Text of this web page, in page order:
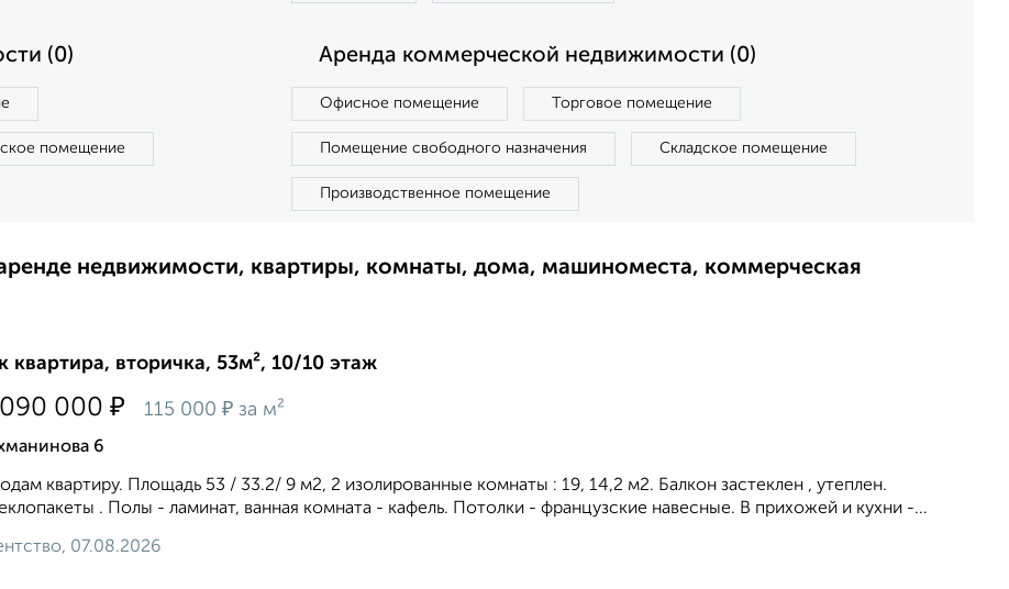
(0)
помещение
Аренда коммерческой недвижимости (0)
Офисное помещение Торговое помещение
Помещение свободного назначения Складское помещение
Производственное помещение
недвижимости, квартиры, комнаты, дома, машиноместа, коммерческая
квартира, вторичка, 53м², 10/10 этаж
000 ₽ 115 000 ₽ за м²
6
квартиру. Площадь 53 / 33.2/ 9 м2, 2 изолированные комнаты : 19, 14,2 м2. Балкон застеклен , утеплен.
. Полы - ламинат, ванная комната - кафель. Потолки - французские навесные. В прихожей и кухни -...
07.08.2026